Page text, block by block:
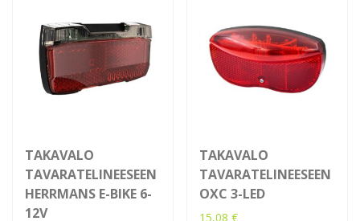
TAKAVALO
TAVARATELINEESEEN
HERRMANS E-BIKE 6-
12V
TAKAVALO
TAVARATELINEESEEN
OXC 3-LED
15,08€